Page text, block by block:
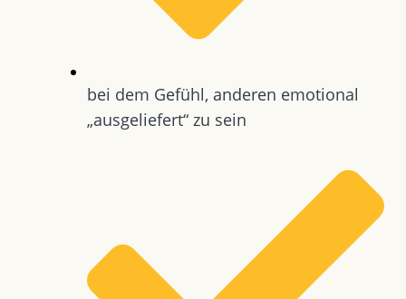
bei dem Gefühl, anderen emotional
„ausgeliefert“ zu sein